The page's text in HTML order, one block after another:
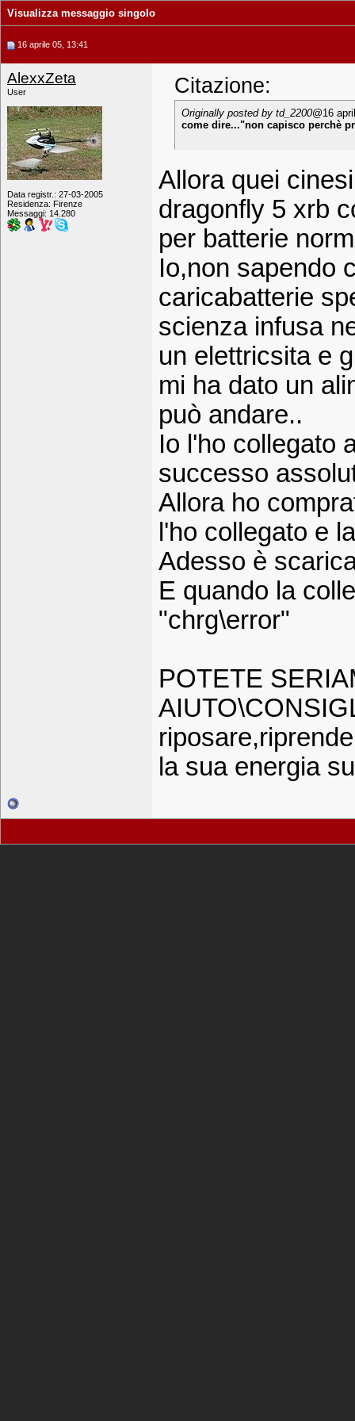
Visualizza messaggio singolo
16 aprile 05, 13:41
AlexxZeta
User
Data registr.: 27-03-2005
Residenza: Firenze
Messaggi: 14.280
Citazione:
Originally posted by td_2200@16
come dire..."non capisco perchè
Allora quei
dragonfly 5 xrb
per batterie
Io,non sapendo
caricabatterie
scienza infusa
un elettricsita e
mi ha dato un
può andare..
Io l'ho collegato
successo
Allora ho
l'ho collegato e
Adesso è
E quando la
"chrg\error"
POTETE
la sua energia